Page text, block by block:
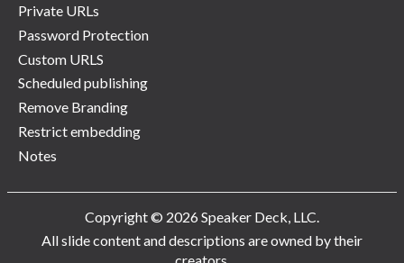
Private URLs
Password Protection
Custom URLS
Scheduled publishing
Remove Branding
Restrict embedding
Notes
Copyright © 2026 Speaker Deck, LLC.
All slide content and descriptions are owned by their
creators.